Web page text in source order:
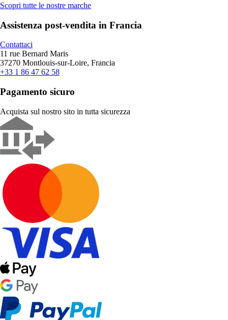
Scopri tutte le nostre marche
Assistenza post-vendita in Francia
Contattaci
11 rue Bernard Maris
37270 Montlouis-sur-Loire, Francia
+33 1 86 47 62 58
Pagamento sicuro
Acquista sul nostro sito in tutta sicurezza